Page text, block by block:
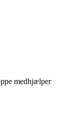
medhjælper